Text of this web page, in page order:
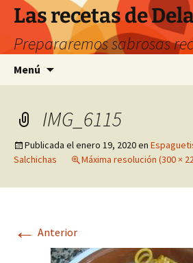
Saltar
contenido
Las recetas de
Prepararemos sabrosas
Menú
IMG_6115
Publicada elenero 19, 2020en
Salchichas
Máxima resolución (300 ×
← Anterior